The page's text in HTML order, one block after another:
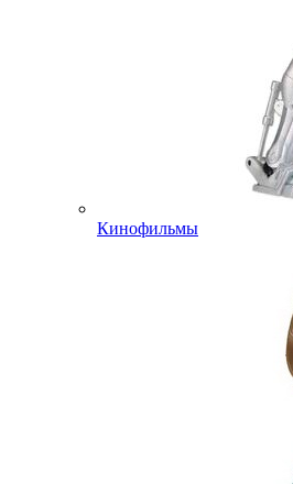
Кинофильмы